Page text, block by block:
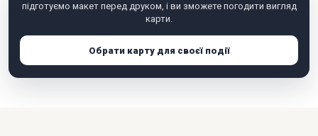
підготуємо макет перед друком, і ви зможете погодити вигляд
карти.
Обрати карту для своєї події